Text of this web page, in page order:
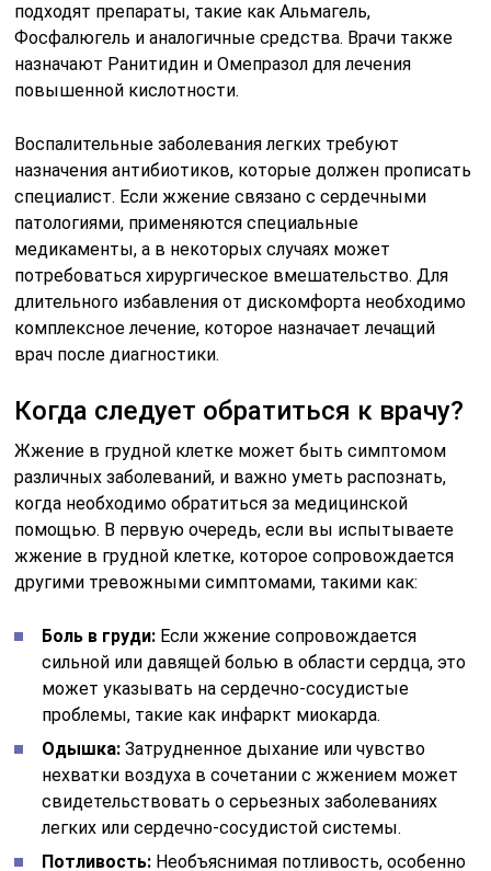
подходят препараты, такие как Альмагель,
Фосфалюгель и аналогичные средства. Врачи также
назначают Ранитидин и Омепразол для лечения
повышенной кислотности.
Воспалительные заболевания легких требуют
назначения антибиотиков, которые должен прописать
специалист. Если жжение связано с сердечными
патологиями, применяются специальные
медикаменты, а в некоторых случаях может
потребоваться хирургическое вмешательство. Для
длительного избавления от дискомфорта необходимо
комплексное лечение, которое назначает лечащий
врач после диагностики.
Когда следует обратиться к врачу?
Жжение в грудной клетке может быть симптомом
различных заболеваний, и важно уметь распознать,
когда необходимо обратиться за медицинской
помощью. В первую очередь, если вы испытываете
жжение в грудной клетке, которое сопровождается
другими тревожными симптомами, такими как:
Боль в груди: Если жжение сопровождается
сильной или давящей болью в области сердца, это
может указывать на сердечно-сосудистые
проблемы, такие как инфаркт миокарда.
Одышка: Затрудненное дыхание или чувство
нехватки воздуха в сочетании с жжением может
свидетельствовать о серьезных заболеваниях
легких или сердечно-сосудистой системы.
Потливость: Необъяснимая потливость, особенно